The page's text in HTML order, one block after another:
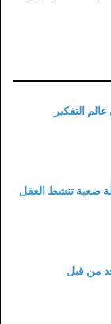
التفكير
وأسئلة صعبة تنشط العقل
من قبل